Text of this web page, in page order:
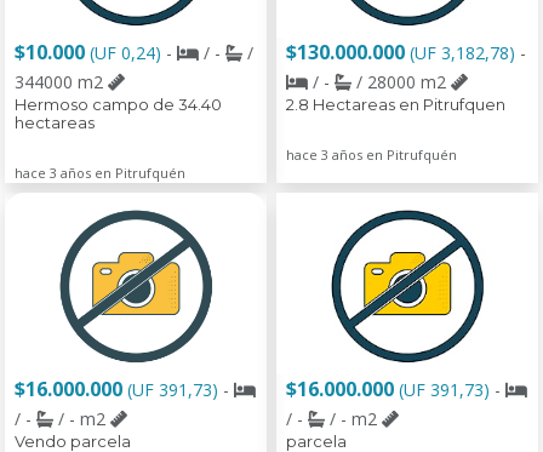
$10.000 (UF 0,24) - / -
/
344000 m2
Hermoso campo de 34.40
hectareas
hace 3 años en Pitrufquén
$130.000.000 (UF 3,182,78) -
/ -
/ 28000 m2
2.8 Hectareas en Pitrufquen
hace 3 años en Pitrufquén
$16.000.000 (UF 391,73) -
/ -
/ - m2
Vendo parcela
$16.000.000 (UF 391,73) -
/ -
/ - m2
parcela